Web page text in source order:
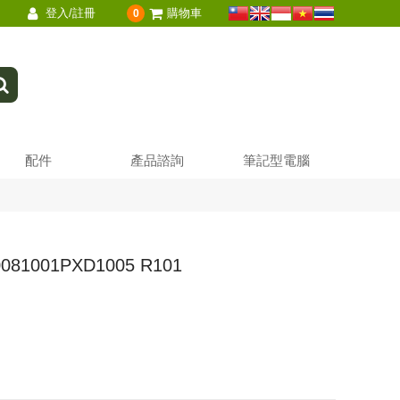
登入/註冊 0 購物車
配件 產品諮詢 筆記型電腦
R101